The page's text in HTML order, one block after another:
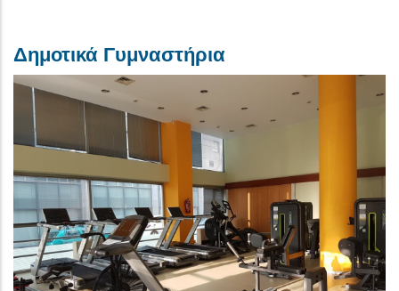
Δημοτικά Γυμναστήρια